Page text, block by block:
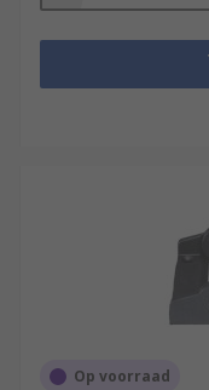
Op voorraad